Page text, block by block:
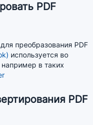
PDF
преобразования PDF
используется во
в таких
PDF